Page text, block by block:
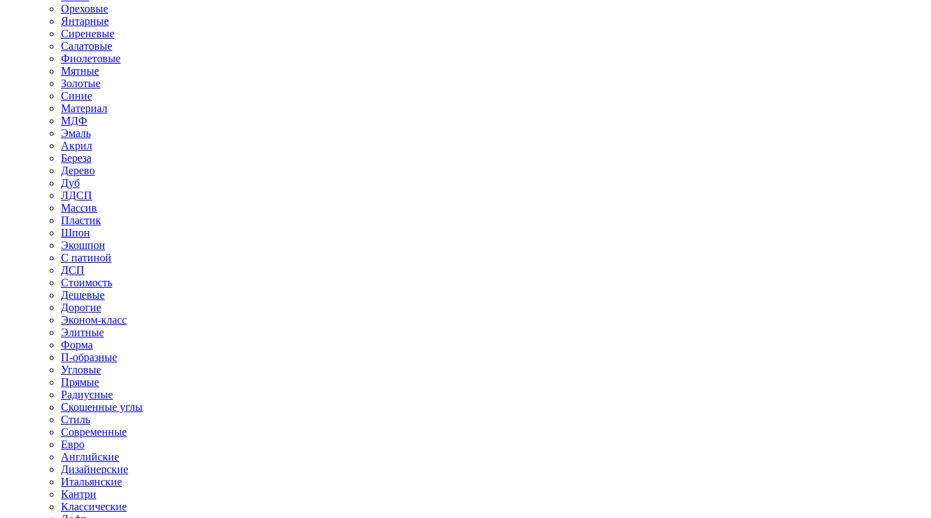
Ореховые
Янтарные
Сиреневые
Салатовые
Фиолетовые
Мятные
Золотые
Синие
Материал
МДФ
Эмаль
Акрил
Береза
Дерево
Дуб
ЛДСП
Массив
Пластик
Шпон
Экошпон
С патиной
ДСП
Стоимость
Дешевые
Дорогие
Эконом-класс
Элитные
Форма
П-образные
Угловые
Прямые
Радиусные
Скошенные углы
Стиль
Современные
Евро
Английские
Дизайнерские
Итальянские
Кантри
Классические